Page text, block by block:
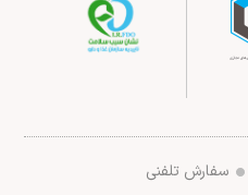
سفارش تلفنی